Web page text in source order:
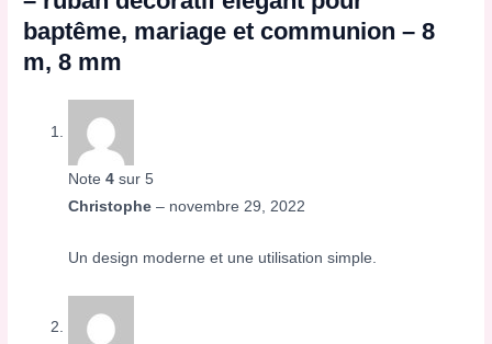
baptême, mariage et communion – 8
m, 8 mm
Note4 sur 5
Christophe– novembre 29, 2022
Un design moderne et une utilisation simple.